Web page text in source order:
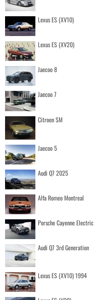
Lexus ES (XV10)
Lexus ES (XV20)
Jaecoo 8
Jaecoo 7
Citroen SM
Jaecoo 5
Audi Q7 2025
Alfa Romeo Montreal
Porsche Cayenne Electric
Audi Q7 3rd Generation
Lexus ES (XV10) 1994